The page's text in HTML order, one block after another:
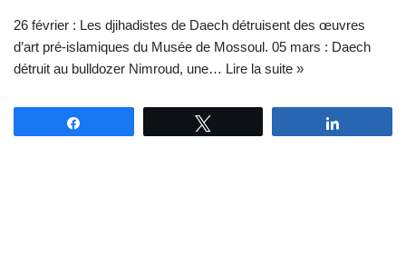
26 février : Les djihadistes de Daech détruisent des œuvres
d’art pré-islamiques du Musée de Mossoul. 05 mars : Daech
détruit au bulldozer Nimroud, une… Lire la suite »